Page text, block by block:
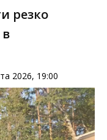
резко
2026, 19:00